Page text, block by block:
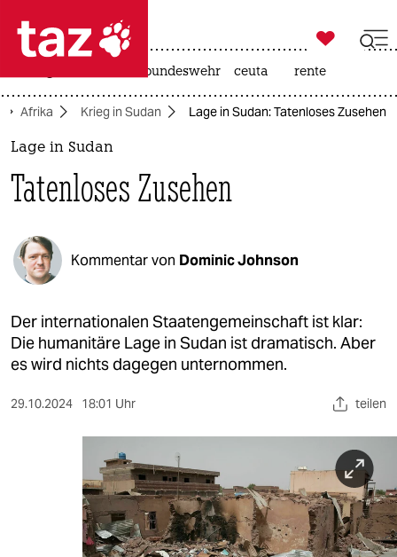
 taz zahl ich
taz zahl ich
themen
politik
öko
gesellschaft
kultur
sport
berlin
wahrheit

taz zahl ich
bundeswehr ceuta rente
Afrika Krieg in Sudan Lage in Sudan: Tatenloses Zusehen
Lage in Sudan
Tatenloses Zusehen
Kommentar von Dominic Johnson
Der internationalen Staatengemeinschaft ist klar:
Die humanitäre Lage in Sudan ist dramatisch. Aber
es wird nichts dagegen unternommen.
29.10.2024 18:01 Uhr teilen